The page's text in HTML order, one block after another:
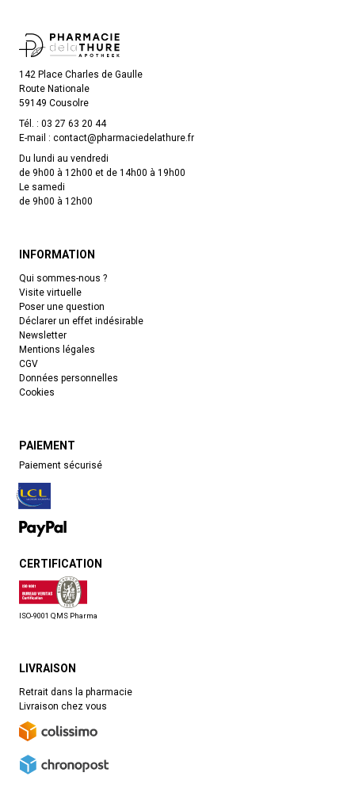
142 Place Charles de Gaulle
Route Nationale
59149 Cousolre
Tél. : 03 27 63 20 44
E-mail : contact@pharmaciedelathure.fr
Du lundi au vendredi
de 9h00 à 12h00 et de 14h00 à 19h00
Le samedi
de 9h00 à 12h00
INFORMATION
Qui sommes-nous ?
Visite virtuelle
Poser une question
Déclarer un effet indésirable
Newsletter
Mentions légales
CGV
Données personnelles
Cookies
PAIEMENT
Paiement sécurisé
CERTIFICATION
ISO-9001 QMS Pharma
LIVRAISON
Retrait dans la pharmacie
Livraison chez vous